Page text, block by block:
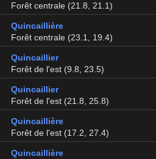
Forêt centrale (21.8, 21.1)
Quincaillière
Forêt centrale (23.1, 19.4)
Quincaillier
Forêt de l'est (9.8, 23.5)
Quincaillier
Forêt de l'est (21.8, 25.8)
Quincaillière
Forêt de l'est (17.2, 27.4)
Quincaillière